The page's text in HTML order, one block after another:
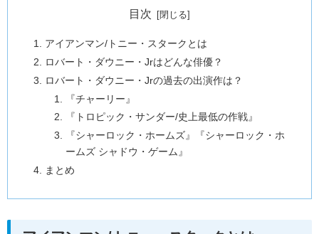
目次
アイアンマン/トニー・スタークとは
ロバート・ダウニー・Jrはどんな俳優？
ロバート・ダウニー・Jrの過去の出演作は？
『チャーリー』
『トロピック・サンダー/史上最低の作戦』
『シャーロック・ホームズ』『シャーロック・ホ
ームズ シャドウ・ゲーム』
まとめ